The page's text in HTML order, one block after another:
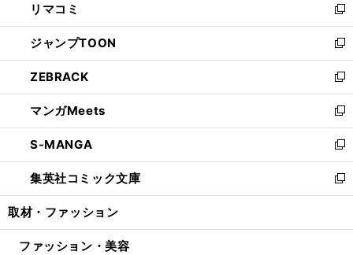
で
開
く
ド
ウ
で
開
く
ィ
ン
ド
ウ
で
開
く
い
ウ
ィ
ン
ド
ウ
で
開
く
リマコミ
新
し
い
ウ
ィ
ン
ド
ウ
で
開
く
ジャンプTOON
新
し
い
ウ
ィ
ン
ド
ウ
で
開
ZEBRACK
新
し
い
ウ
ィ
ン
ド
ウ
開
マンガMeets
新
し
い
ウ
ィ
ン
ウ
S-MANGA
新
し
い
ウ
ン
集英社コミック文庫
新
し
ウ
取材・ファッション
ファッション・美容